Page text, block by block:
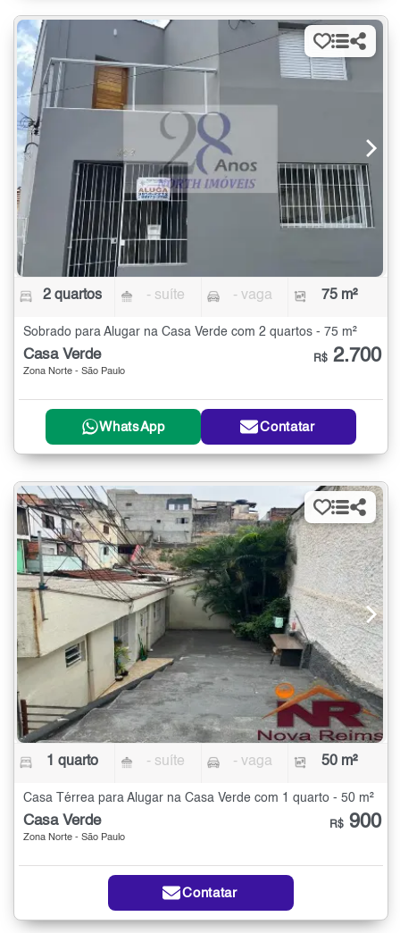
2 quartos - suíte - vaga 75 m²
Sobrado para Alugar na Casa Verde com 2 quartos - 75 m²
Casa Verde
Zona Norte - São Paulo
R$ 2.700
WhatsApp Contatar
1 quarto - suíte - vaga 50 m²
Casa Térrea para Alugar na Casa Verde com 1 quarto - 50 m²
Casa Verde
Zona Norte - São Paulo
R$ 900
Contatar